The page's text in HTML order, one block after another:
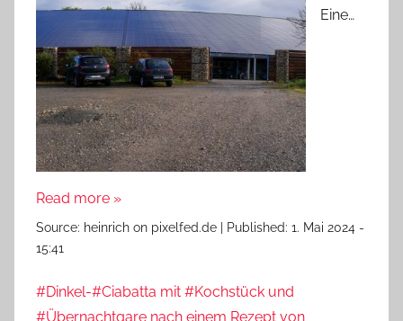
Eine…
Read more »
Source: heinrich on pixelfed.de Published: 1. Mai 2024 -
15:41
#Dinkel-#Ciabatta mit #Kochstück und
#Übernachtgare nach einem Rezept von